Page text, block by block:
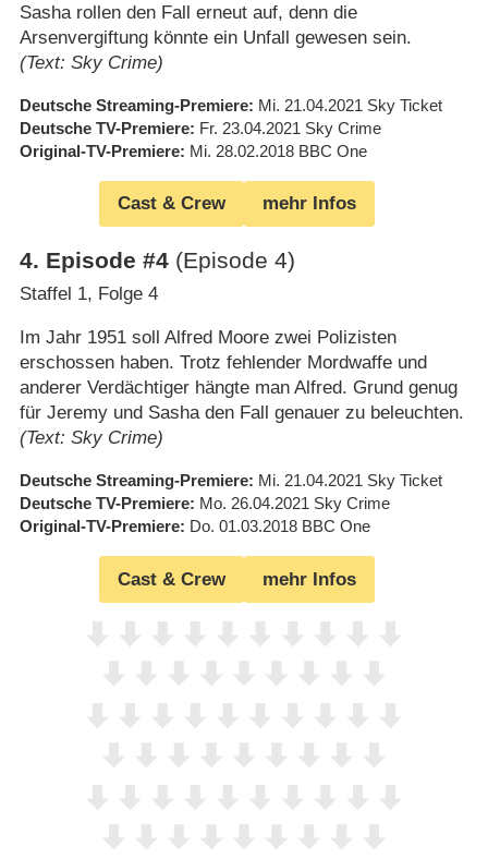
Sasha rollen den Fall erneut auf, denn die
Arsenvergiftung könnte ein Unfall gewesen sein.
(Text: Sky Crime)
Deutsche Streaming-Premiere Mi. 21.04.2021 Sky Ticket
Deutsche TV-Premiere Fr. 23.04.2021 Sky Crime
Original-TV-Premiere Mi. 28.02.2018 BBC One
Cast & Crew mehr Infos
4. Episode #4 (Episode 4)
Staffel 1, Folge 4
Im Jahr 1951 soll Alfred Moore zwei Polizisten
erschossen haben. Trotz fehlender Mordwaffe und
anderer Verdächtiger hängte man Alfred. Grund genug
für Jeremy und Sasha den Fall genauer zu beleuchten.
(Text: Sky Crime)
Deutsche Streaming-Premiere Mi. 21.04.2021 Sky Ticket
Deutsche TV-Premiere Mo. 26.04.2021 Sky Crime
Original-TV-Premiere Do. 01.03.2018 BBC One
Cast & Crew mehr Infos